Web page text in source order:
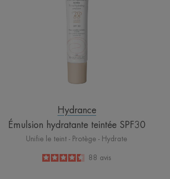
Hydrance
Émulsion hydratante teintée SPF30
Unifie le teint - Protège - Hydrate
4.5
/
5
88 avis